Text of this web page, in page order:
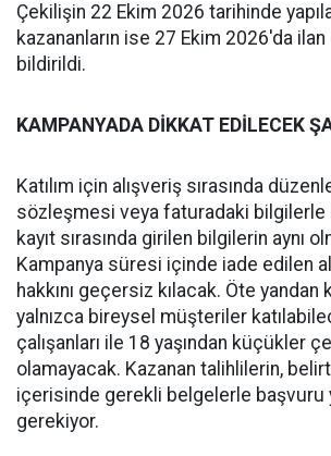
Çekilişin 22 Ekim 2026 tarihinde
kazananların ise 27 Ekim 2026'da
bildirildi.
KAMPANYADA DİKKAT EDİLECEK
Katılım için alışveriş sırasında
sözleşmesi veya faturadaki bilgilerle
kayıt sırasında girilen bilgilerin aynı
Kampanya süresi içinde iade edilen
hakkını geçersiz kılacak. Öte yandan
yalnızca bireysel müşteriler
çalışanları ile 18 yaşından küçükler
olamayacak. Kazanan talihlilerin,
içerisinde gerekli belgelerle başvuru
gerekiyor.